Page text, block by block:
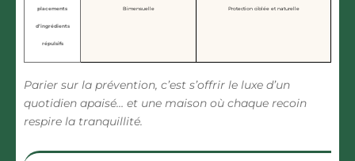
placements
d’ingrédients
répulsifs
Bimensuelle Protection ciblée et naturelle
Parier sur la prévention, c’est s’offrir le luxe d’un
quotidien apaisé… et une maison où chaque recoin
respire la tranquillité.